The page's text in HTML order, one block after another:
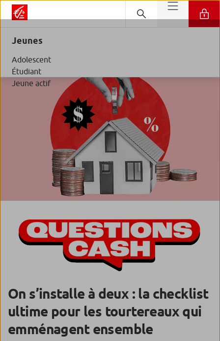
Jeunes
Adolescent
Étudiant
Jeune actif
On s’installe à deux : la checklist
ultime pour les tourtereaux qui
emménagent ensemble